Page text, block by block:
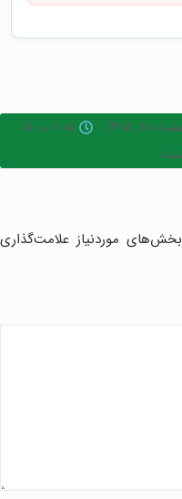
۲۰, ۱۴۰۵
۱:۰۵ ب.ظ
بخش‌های موردنیاز علامت‌گذاری